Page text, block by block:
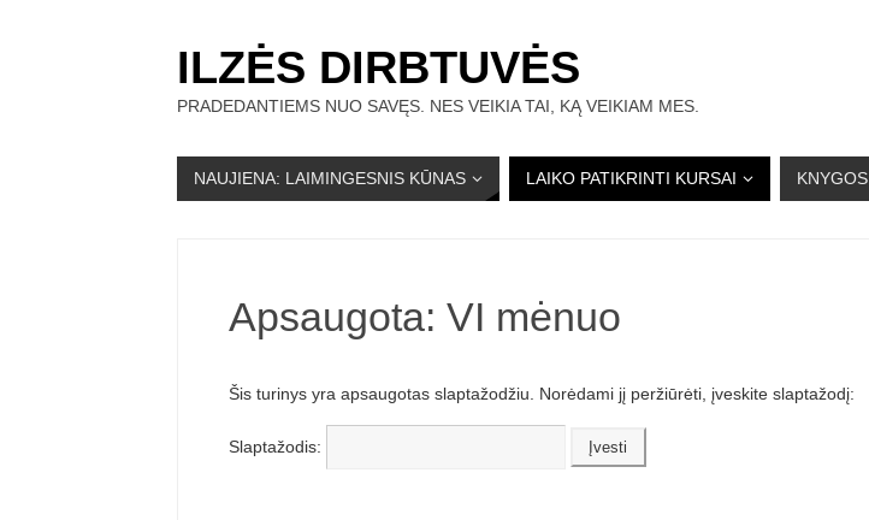
ILZĖS DIRBTUVĖS
PRADEDANTIEMS NUO SAVĘS. NES VEIKIA TAI, KĄ VEIKIAM MES.
NAUJIENA: LAIMINGESNIS KŪNAS LAIKO PATIKRINTI KURSAI KNYGOS
Apsaugota: VI mėnuo
Šis turinys yra apsaugotas slaptažodžiu. Norėdami jį peržiūrėti, įveskite slaptažodį:
Slaptažodis: